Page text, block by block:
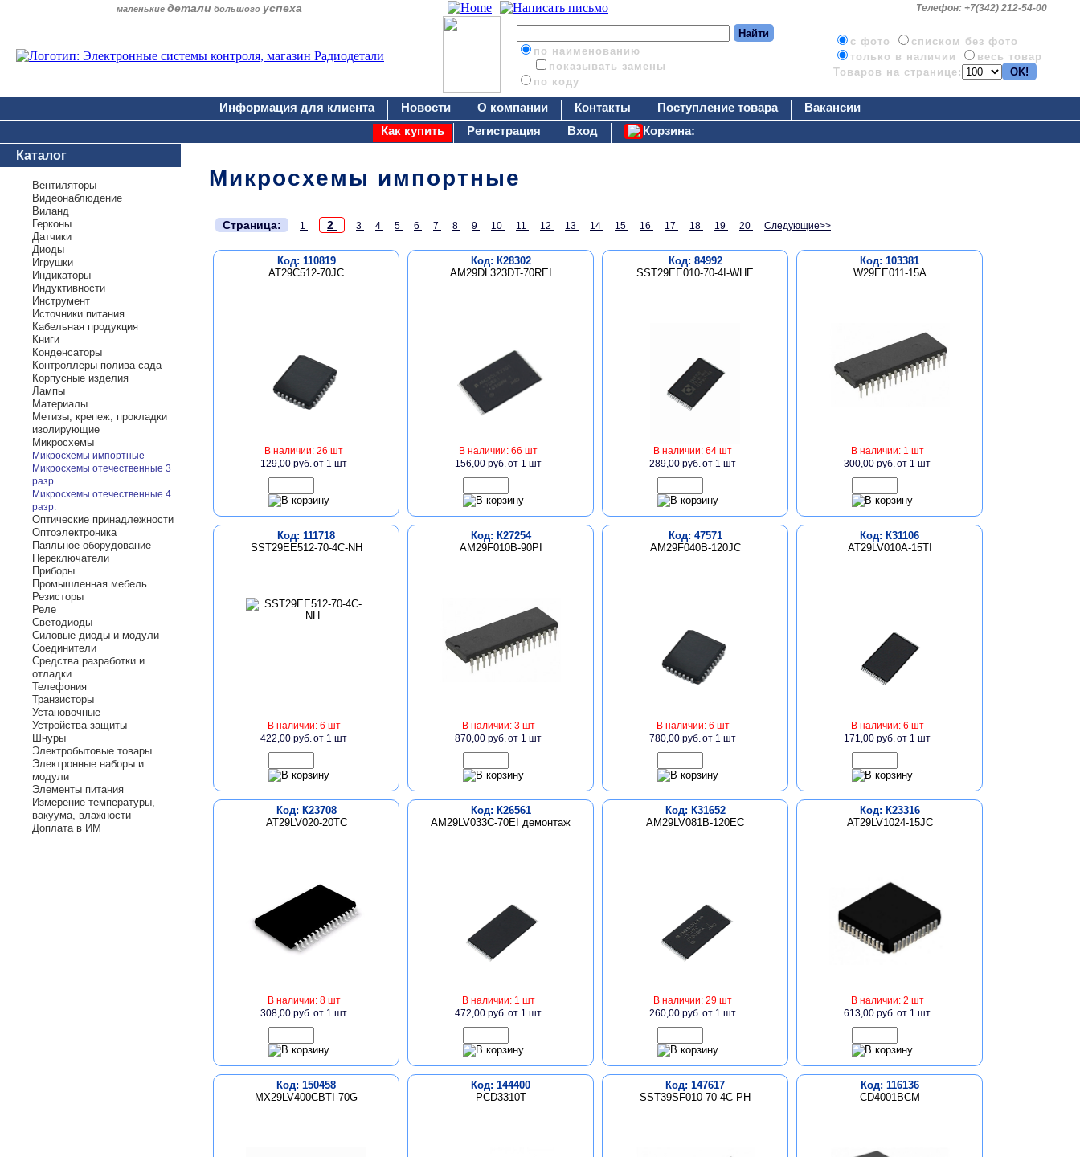
маленькие детали большого успеха Телефон: +7(342) 212-54-00
по наименованию
показывать замены
по коду
c фото
списком без фото
только в наличии
весь товар
Товаров на странице:
Информация для клиента Новости О компании Контакты Поступление товара
Вакансии
Как купить
Регистрация Вход
Корзина:
Каталог
Вентиляторы
Видеонаблюдение
Виланд
Герконы
Датчики
Диоды
Игрушки
Индикаторы
Индуктивности
Инструмент
Источники питания
Кабельная продукция
Книги
Конденсаторы
Контроллеры полива сада
Корпусные изделия
Лампы
Материалы
Метизы, крепеж, прокладки
изолирующие
Микросхемы
Микросхемы импортные
Микросхемы отечественные 3
разр.
Микросхемы отечественные 4
разр.
Оптические принадлежности
Оптоэлектроника
Паяльное оборудование
Переключатели
Приборы
Промышленная мебель
Резисторы
Реле
Светодиоды
Силовые диоды и модули
Соединители
Средства разработки и
отладки
Телефония
Транзисторы
Установочные
Устройства защиты
Шнуры
Электробытовые товары
Электронные наборы и
модули
Элементы питания
Измерение температуры,
вакуума, влажности
Доплата в ИМ
Микросхемы импортные
Страница:
1 2 3 4 5 6 7 8 9 10 11 12 13 14 15 16 17 18 19 20 Следующие>>
Код: 110819
AT29C512-70JC
В наличии: 26 шт
129,00 руб.от 1 шт
Код: К28302
AM29DL323DT-70REI
В наличии: 66 шт
156,00 руб.от 1 шт
Код: 84992
SST29EE010-70-4I-WHE
В наличии: 64 шт
289,00 руб.от 1 шт
Код: 103381
W29EE011-15A
В наличии: 1 шт
300,00 руб.от 1 шт
Код: 111718
SST29EE512-70-4C-NH
В наличии: 6 шт
422,00 руб.от 1 шт
Код: К27254
AM29F010B-90PI
В наличии: 3 шт
870,00 руб.от 1 шт
Код: 47571
AM29F040B-120JC
В наличии: 6 шт
780,00 руб.от 1 шт
Код: К31106
AT29LV010A-15TI
В наличии: 6 шт
171,00 руб.от 1 шт
Код: К23708
AT29LV020-20TC
В наличии: 8 шт
308,00 руб.от 1 шт
Код: К26561
AM29LV033C-70EI демонтаж
В наличии: 1 шт
472,00 руб.от 1 шт
Код: К31652
AM29LV081B-120EC
В наличии: 29 шт
260,00 руб.от 1 шт
Код: К23316
AT29LV1024-15JC
В наличии: 2 шт
613,00 руб.от 1 шт
Код: 150458
MX29LV400CBTI-70G
Код: 144400
PCD3310T
Код: 147617
SST39SF010-70-4C-PH
Код: 116136
CD4001BCM